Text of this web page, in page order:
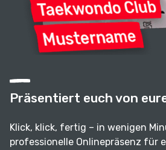
Präsentiert euch von
Klick, klick, fertig – in wenigen
professionelle Onlinepräsenz für